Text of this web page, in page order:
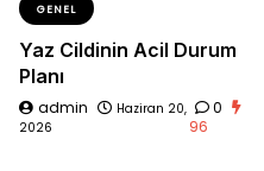
GENEL
Yaz Cildinin Acil Durum
Planı
admin
Haziran 20,
2026
0
96